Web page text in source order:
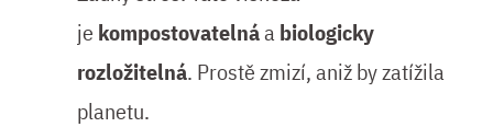
je kompostovatelnáabiologicky
rozložitelná. Prostě zmizí, aniž by zatížila
planetu.